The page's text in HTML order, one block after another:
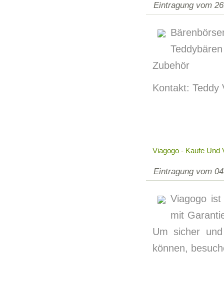
Eintragung vom
Zubehör
Kontakt: Teddy
Viagogo - Kaufe Und
Eintragung vom
Viagogo
mit
Um sicher
können,